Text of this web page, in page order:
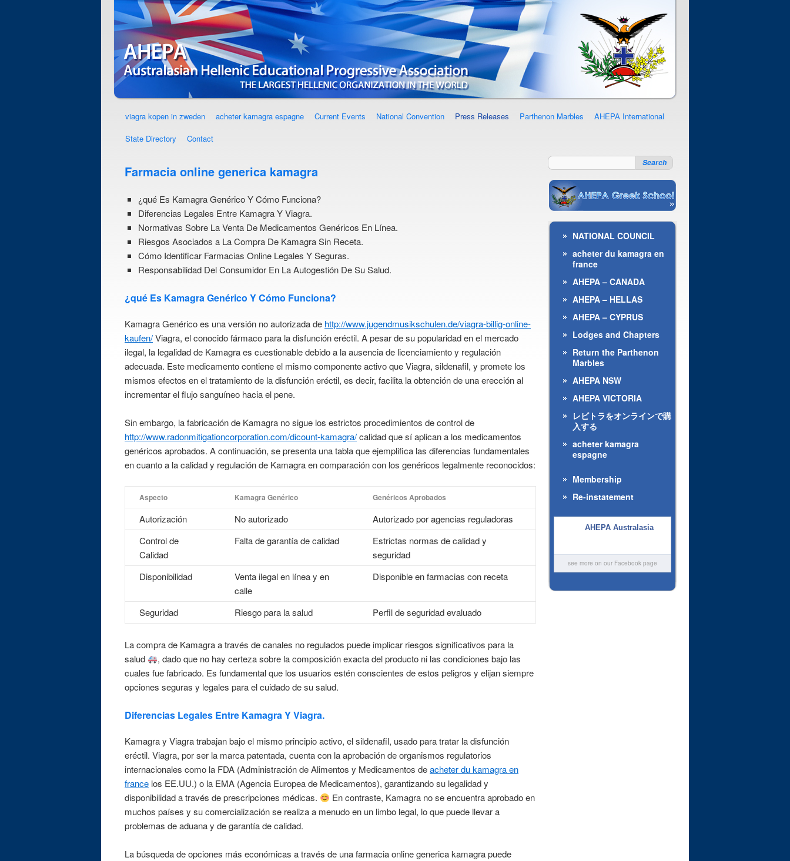
viagra kopen in zweden acheter kamagra espagne Current Events National Convention Press Releases Parthenon Marbles
AHEPA International
State Directory
Contact
Farmacia online generica kamagra
¿qué Es Kamagra Genérico Y Cómo Funciona?
Diferencias Legales Entre Kamagra Y Viagra.
Normativas Sobre La Venta De Medicamentos Genéricos En Línea.
Riesgos Asociados a La Compra De Kamagra Sin Receta.
Cómo Identificar Farmacias Online Legales Y Seguras.
Responsabilidad Del Consumidor En La Autogestión De Su Salud.
¿qué Es Kamagra Genérico Y Cómo Funciona?
Kamagra Genérico es una versión no autorizada de http://www.jugendmusikschulen.de/viagra-billig-online-
kaufen/Viagra, el conocido fármaco para la disfunción eréctil. A pesar de su popularidad en el mercado
ilegal, la legalidad de Kamagra es cuestionable debido a la ausencia de licenciamiento y regulación
adecuada. Este medicamento contiene el mismo componente activo que Viagra, sildenafil, y promete los
mismos efectos en el tratamiento de la disfunción eréctil, es decir, facilita la obtención de una erección al
incrementar el flujo sanguíneo hacia el pene.
Sin embargo, la fabricación de Kamagra no sigue los estrictos procedimientos de control de
http://www.radonmitigationcorporation.com/dicount-kamagra/calidad que sí aplican a los medicamentos
genéricos aprobados. A continuación, se presenta una tabla que ejemplifica las diferencias fundamentales
en cuanto a la calidad y regulación de Kamagra en comparación con los genéricos legalmente reconocidos:
Aspecto Kamagra Genérico Genéricos Aprobados
Autorización No autorizado
Autorizado por agencias reguladoras
Control de
Calidad
Falta de garantía de calidad
Estrictas normas de calidad y
seguridad
Disponibilidad
Venta ilegal en línea y en
calle
Disponible en farmacias con receta
Seguridad Riesgo para la salud Perfil de seguridad evaluado
La compra de Kamagra a través de canales no regulados puede implicar riesgos significativos para la
salud
, dado que no hay certeza sobre la composición exacta del producto ni las condiciones bajo las
cuales fue fabricado. Es fundamental que los usuarios estén conscientes de estos peligros y elijan siempre
opciones seguras y legales para el cuidado de su salud.
Diferencias Legales Entre Kamagra Y Viagra.
Kamagra y Viagra trabajan bajo el mismo principio activo, el sildenafil, usado para tratar la disfunción
eréctil. Viagra, por ser la marca patentada, cuenta con la aprobación de organismos regulatorios
internacionales como la FDA (Administración de Alimentos y Medicamentos deacheter du kamagra en
france los EE.UU.) o la EMA (Agencia Europea de Medicamentos), garantizando su legalidad y
disponibilidad a través de prescripciones médicas.
En contraste, Kamagra no se encuentra aprobado en
muchos países y su comercialización se realiza a menudo en un limbo legal, lo que puede llevar a
problemas de aduana y de garantía de calidad.
La búsqueda de opciones más económicas a través de una farmacia online generica kamagra puede
NATIONAL COUNCIL
acheter du kamagra en
france
AHEPA – CANADA
AHEPA – HELLAS
AHEPA – CYPRUS
Lodges and Chapters
Return the Parthenon
Marbles
AHEPA NSW
AHEPA VICTORIA
レビトラをオンラインで購
入する
acheter kamagra
espagne
Membership
Re-instatement
AHEPA Australasia
see more on our Facebook page